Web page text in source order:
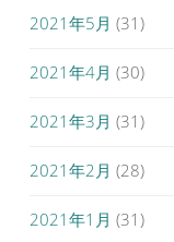
2021年5月 (31)
2021年4月 (30)
2021年3月 (31)
2021年2月 (28)
2021年1月 (31)